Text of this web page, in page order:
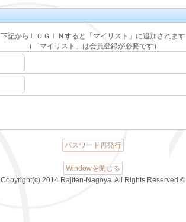
下記からＬＯＧＩＮすると「マイリスト」に追加されます
（「マイリスト」は会員登録が必要です）
パスワード再発行
Windowを閉じる
Copyright(c) 2014 Rajiten-Nagoya. All Rights Reserved.©